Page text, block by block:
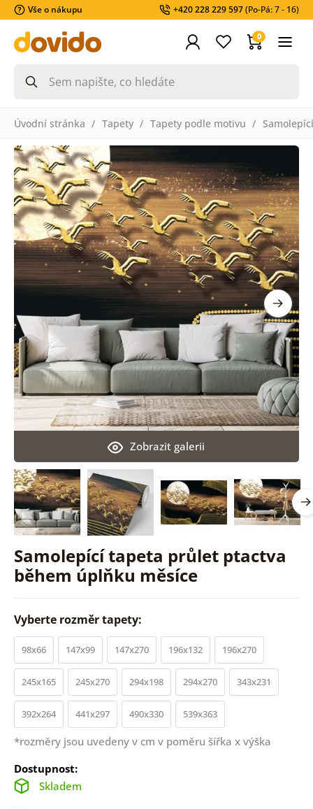
Vše o nákupu +420 228 229 597(Po-Pá: 7 - 16)
0
Úvodní stránka Tapety Tapety podle motivu
Samolepící tapeta průlet ptactva
během úplňku měsíce
Zobrazit galerii
Vyberte rozměr tapety:
98x66 147x99 147x270 196x132 196x270
245x165 245x270 294x198 294x270 343x231
392x264 441x297 490x330 539x363
*rozměry jsou uvedeny v cm v poměru šířka x výška
Dostupnost:
Skladem